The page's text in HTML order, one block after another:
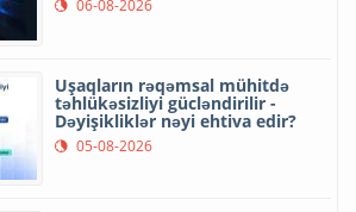
06-08-2026
Uşaqların rəqəmsal mühitdə
təhlükəsizliyi gücləndirilir -
Dəyişikliklər nəyi ehtiva edir?
05-08-2026